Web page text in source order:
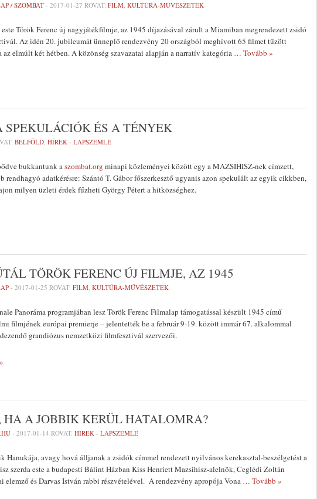
/ SZOMBAT - 2017-01-27 ROVAT: FILM, KULTÚRA-MŰVÉSZETEK
este Török Ferenc új nagyjátékfilmje, az 1945 díjazásával zárult a Miamiban megrendezett zsidó
Az idén 20. jubileumát ünneplő rendezvény 20 országból meghívott 65 filmet tűzött
az elmúlt két hétben. A közönség szavazatai alapján a narratív kategória … Tovább »
SPEKULÁCIÓK ÉS A TÉNYEK
BELFÖLD, HÍREK - LAPSZEMLE
bukkantunk aszombat.org minapi közleményei között egy a MAZSIHISZ-nek címzett,
rendhagyó adatkérésre: Szántó T. Gábor főszerkesztő ugyanis azon spekulált az egyik cikkben,
milyen üzleti érdek fűzheti György Pétert a hitközséghez.
TÖRÖK FERENC ÚJ FILMJE, AZ 1945
- 2017-01-25 ROVAT: FILM, KULTÚRA-MŰVÉSZETEK
Panoráma programjában lesz Török Ferenc Filmalap támogatással készült 1945 című
filmjének európai premierje – jelentették be a február 9-19. között immár 67. alkalommal
grandiózus nemzetközi filmfesztivál szervezői.
A JOBBIK KERÜL HATALOMRA?
- 2017-01-14 ROVAT: HÍREK - LAPSZEMLE
Hanukája, avagy hová álljanak a zsidók címmel rendezett nyilvános kerekasztal-beszélgetést a
szerda este a budapesti Bálint Házban Kiss Henriett Mazsihisz-alelnök, Ceglédi Zoltán
elemző és Darvas István rabbi részvételével. A rendezvény apropója Vona … Tovább »